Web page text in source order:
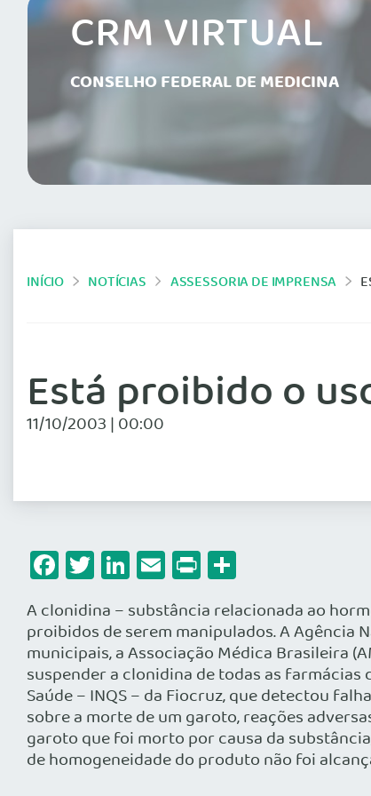
CRM VIRTUAL
CONSELHO FEDERAL DE MEDICINA
INÍCIO NOTÍCIAS ASSESSORIA DE IMPRENSA
Está proibido o
11/10/2003 | 00:00
Facebook
Twitter
LinkedIn
Email
Print
A clonidina – substância relacionada ao
proibidos de serem manipulados. A Agência
municipais, a Associação Médica Brasileira
suspender a clonidina de todas as
Saúde – INQS – da Fiocruz, que detectou
sobre a morte de um garoto, reações
garoto que foi morto por causa da
de homogeneidade do produto não foi